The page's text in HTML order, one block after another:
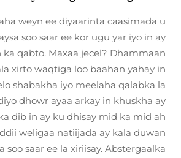
weyn ee diyaarinta caasimada u
soo saar ee kor ugu yar iyo in ay
qabto. Maxaa jecel? Dhammaan
xirto waqtiga loo baahan yahay in
shabakha iyo meelaha qalabka la
dhowr ayaa arkay in khuskha ay
dib in ay ku dhisay mid ka mid ah
weligaa natiijada ay kala duwan
soo saar ee la xiriisay. Abstergaalka